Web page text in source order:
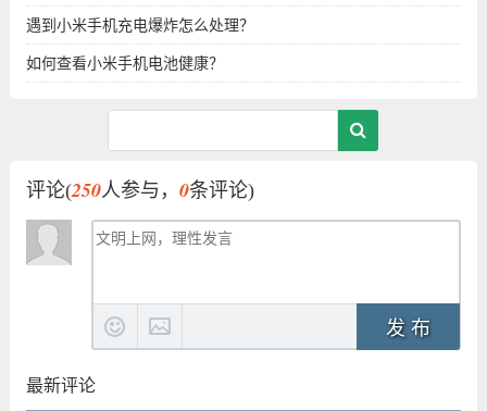
遇到小米手机充电爆炸怎么处理？
如何查看小米手机电池健康？
评论(250人参与， 0条评论)
发 布
最新评论